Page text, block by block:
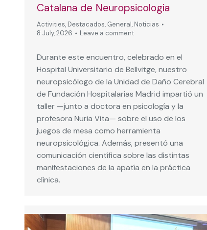
Catalana de Neuropsicologia
Activities, Destacados, General, Noticias
8 July, 2026
Leave a comment
Durante este encuentro, celebrado en el
Hospital Universitario de Bellvitge, nuestro
neuropsicólogo de la Unidad de Daño Cerebral
de Fundación Hospitalarias Madrid impartió un
taller —junto a doctora en psicología y la
profesora Nuria Vita— sobre el uso de los
juegos de mesa como herramienta
neuropsicológica. Además, presentó una
comunicación científica sobre las distintas
manifestaciones de la apatía en la práctica
clínica.